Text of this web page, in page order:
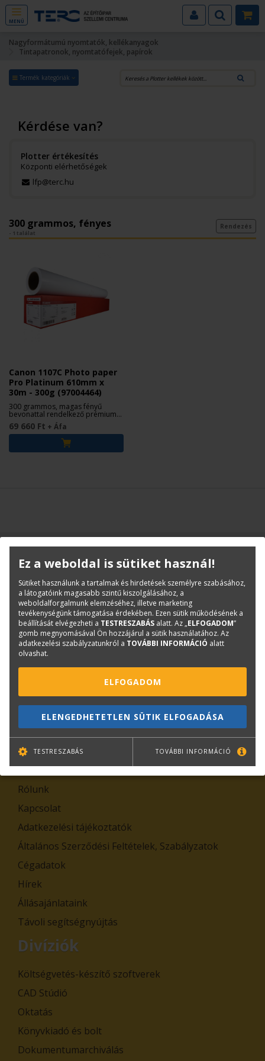
MENÜ
Nagyformátumú nyomtatók, kellékanyagok
Tintapatronok, nyomtatófejek, papírok
Termék kategóriák
Kérdése van?
Plotter értékesítés
Központi elérhetőségek
lfp@terc.hu
300 grammos, fényes
- 1 találat
Rendezés
Canon 1107C Photo paper
Pro Platinum 610mm x
30m - 300g (97004464)
300 grammos, magas fényű
bevonattal rendelkező prémium
minőségű fotópapír
69 660 Ft + Áfa
KAPCSOLAT ONLINE SHOP RENDEZVÉNYEK
Hírlevél feliratkozás
TOVÁBB
Leiratkozás
Kiemelt tartalmak
Rólunk
Kapcsolat
Adatkezelési tájékoztatók
Általános Szerződési Feltételek, Szabályzatok
Cégadatok
Hírek
Állásajánlataink
Távoli segítségnyújtás
Divíziók
Költségvetés-készítő szoftverek
CAD Stúdió
Oktatás
Könyvkiadó és bolt
Dokumentumarchiválás
Ez a weboldal is sütiket használ!
Sütiket használunk a tartalmak és hirdetések személyre szabásához,
a látogatóink magasabb szintű kiszolgálásához, a
weboldalforgalmunk elemzéséhez, illetve marketing
tevékenységünk támogatása érdekében. Ezen sütik működésének a
beállítását elvégezheti a TESTRESZABÁS alatt. Az „ELFOGADOM”
gomb megnyomásával Ön hozzájárul a sütik használatához. Az
adatkezelési szabályzatunkról a TOVÁBBI INFORMÁCIÓ alatt
olvashat.
ELFOGADOM
ELENGEDHETETLEN SÜTIK ELFOGADÁSA
TESTRESZABÁS TOVÁBBI INFORMÁCIÓ